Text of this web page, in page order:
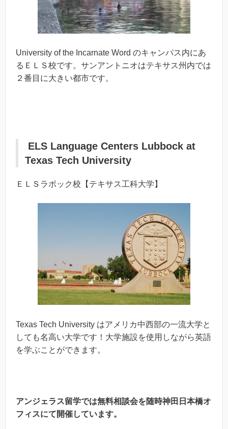
University of the Incarnate Word のキャンパス内にあ
るＥＬＳ校です。サンアントニオはテキサス州内では
２番目に大きい都市です。
ELS Language Centers Lubbock at
Texas Tech University
ＥＬＳラボック校【テキサス工科大学】
Texas Tech University はアメリカ中西部の一流大学と
しても名高い大学です！大学施設を使用しながら英語
を学ぶことができます。
アンジェラス留学では無料相談会を随時神田日本橋オ
フィスにて開催しています。